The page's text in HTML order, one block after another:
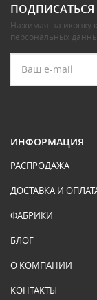
Нажимая на иконку
персональных
ИНФОРМАЦИЯ
РАСПРОДАЖА
ДОСТАВКА И
ФАБРИКИ
БЛОГ
О КОМПАНИИ
КОНТАКТЫ